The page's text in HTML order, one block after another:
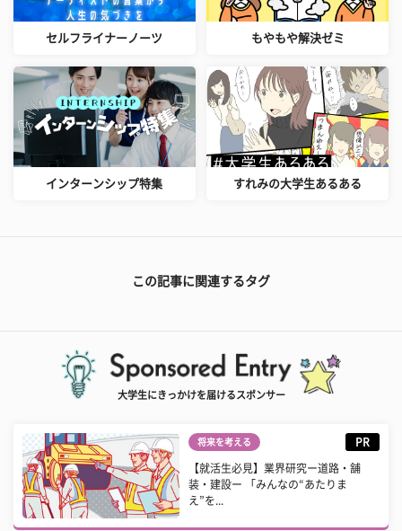
セルフライナーノーツ もやもや解決ゼミ
インターンシップ特集 すれみの大学生あるある
この記事に関連するタグ
大学生にきっかけを届けるスポンサー
将来を考える PR
【就活生必見】業界研究ー道路・舗
装・建設ー 「みんなの“あたりま
え”を...